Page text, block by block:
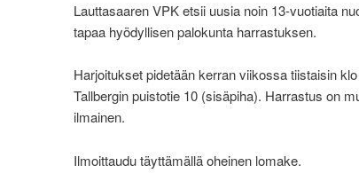
Lauttasaaren VPK etsii uusia noin 13-vuotiaita
tapaa hyödyllisen palokunta harrastuksen.
Harjoitukset pidetään kerran viikossa tiistaisin
Tallbergin puistotie 10 (sisäpiha). Harrastus on
ilmainen.
Ilmoittaudu täyttämällä oheinen lomake.